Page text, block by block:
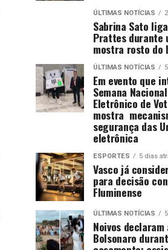
ÚLTIMAS NOTÍCIAS
Sabrina Sato
Prattes durante
mostra rosto do
ÚLTIMAS NOTÍCIAS
Em evento que
Semana
Eletrônico de
mostra
segurança das
eletrônica
ESPORTES 5 dias
Vasco já
para decisão
Fluminense
ÚLTIMAS NOTÍCIAS
Noivos
Bolsonaro